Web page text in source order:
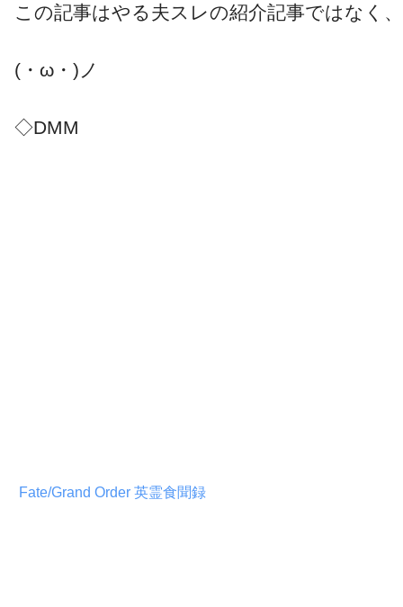
この記事はやる夫スレの紹介記事ではなく
(・ω・)ノ
◇DMM
Fate/Grand Order 英霊食聞録